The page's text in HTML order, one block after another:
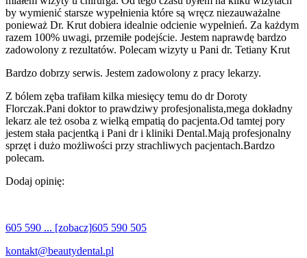
by wymienić starsze wypełnienia które są wręcz niezauważalne
ponieważ Dr. Krut dobiera idealnie odcienie wypełnień. Za każdym
razem 100% uwagi, przemiłe podejście. Jestem naprawdę bardzo
zadowolony z rezultatów. Polecam wizyty u Pani dr. Tetiany Krut
Bardzo dobrzy serwis. Jestem zadowolony z pracy lekarzy.
Z bólem zęba trafiłam kilka miesięcy temu do dr Doroty
Florczak.Pani doktor to prawdziwy profesjonalista,mega dokładny
lekarz ale też osoba z wielką empatią do pacjenta.Od tamtej pory
jestem stała pacjentką i Pani dr i kliniki Dental.Mają profesjonalny
sprzęt i dużo możliwości przy strachliwych pacjentach.Bardzo
polecam.
Dodaj opinię:
605 590 ... [zobacz]605 590 505
kontakt@beautydental.pl